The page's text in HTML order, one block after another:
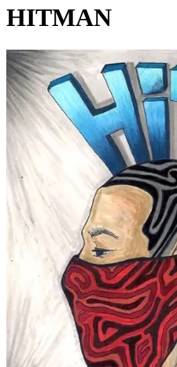
HITMAN
Pagina externă
Pagina externă
Pagina externă
Pagina externă
Pagina externă
DA4
Dragonu AKA 47
Alți artiști pe acest album
DJ Undoo
Amuly
DJ AL*BU
Sișu Tudor
Nane
Vezi pagina artistului